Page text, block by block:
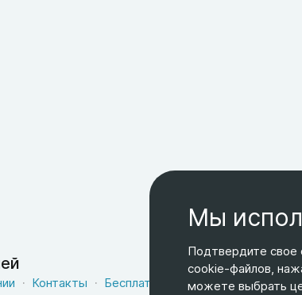
Контакты Бесплатная доставка
Оферта
Мы
Подтвердите свое
cookie-файлов,
можете выбрать